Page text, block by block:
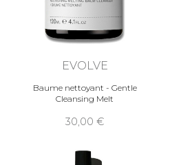
EVOLVE
Baume nettoyant - Gentle
Cleansing Melt
30,00